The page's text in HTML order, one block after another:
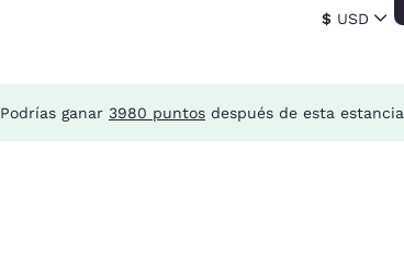
$ USD
Podrías ganar 3980 puntos después de esta estancia